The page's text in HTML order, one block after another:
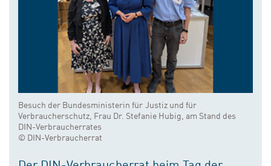
Besuch der Bundesministerin für Justiz und für
Verbraucherschutz, Frau Dr. Stefanie Hubig, am Stand des
DIN-Verbraucherrates
© DIN-Verbraucherrat